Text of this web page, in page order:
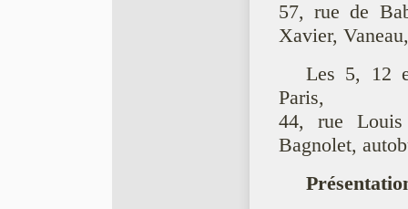
57, rue de
Xavier,
Les 5, 12
Paris,
44, rue
Bagnolet,